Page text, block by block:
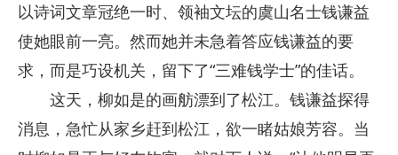
以诗词文章冠绝一时、领袖文坛的虞山名士钱谦益
使她眼前一亮。然而她并未急着答应钱谦益的要
求，而是巧设机关，留下了“三难钱学士”的佳话。
这天，柳如是的画舫漂到了松江。钱谦益探得
消息，急忙从家乡赶到松江，欲一睹姑娘芳容。当